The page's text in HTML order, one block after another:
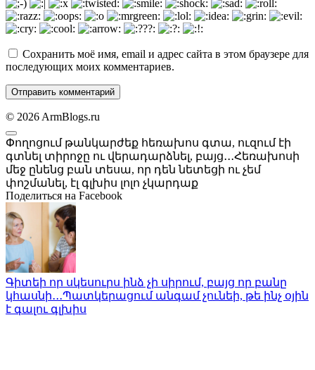
Сохранить моё имя, email и адрес сайта в этом браузере для
последующих моих комментариев.
© 2026 ArmBlogs.ru
Փողոցում թանկարժեք հեռախոս գտա, ուզում էի
գտնել տիրոջը ու վերադարձնել, բայց․․․Հեռախոսի
մեջ ընենց բան տեսա, որ դեն նետեցի ու չեմ
փոշմանել, էլ գլխիս լոլո չկարդաք
Поделиться на Facebook
Գիտեի որ սկեսուրս ինձ չի սիրում, բայց որ բանը
կհասնի․․․Պատկերացում անգամ չունեի, թե ինչ օյին
է գալու գլխիս